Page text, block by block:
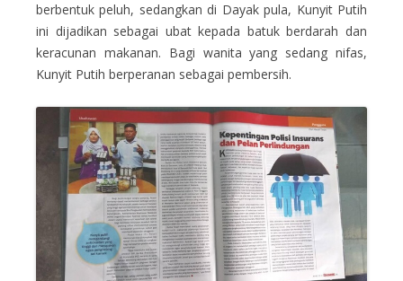
berbentuk peluh, sedangkan di Dayak pula, Kunyit Putih
ini dijadikan sebagai ubat kepada batuk berdarah dan
keracunan makanan. Bagi wanita yang sedang nifas,
Kunyit Putih berperanan sebagai pembersih.